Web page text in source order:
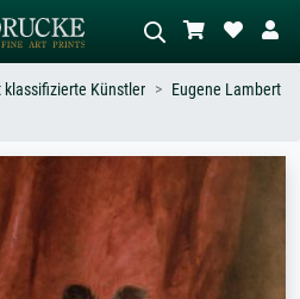
Beschreiben Sie die Szene – z.B. Grüne
Wiese, Abstrakt mit viel Rot, Dunkles
Ölgemälde, Stehender Akt neben einem
klassifizierte Künstler
Eugene Lambert